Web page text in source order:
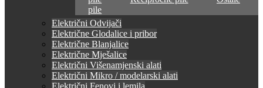
pile
Električni Odvijači
Električne Glodalice i pribor
Električne Blanjalice
Električne Mješalice
Električni Višenamjenski alati
Električni Mikro / modelarski alati
Električni Fenovi i lemila